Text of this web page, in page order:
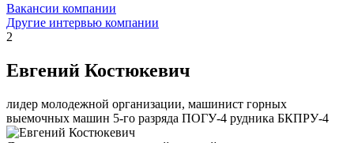
Вакансии компании
Другие интервью компании
2
Евгений Костюкевич
лидер молодежной организации, машинист горных
выемочных машин 5-го разряда ПОГУ-4 рудника БКПРУ-4